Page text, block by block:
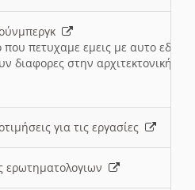
που πετυχαμε εμεις με αυτο εδω
διαφορες στην αρχιτεκτονική
για τις εργασίες
ερωτηματολογιων